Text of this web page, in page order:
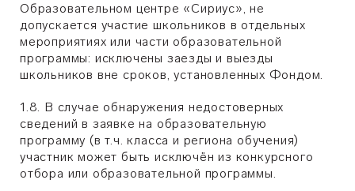
Образовательном центре «Сириус», не
допускается участие школьников в отдельных
мероприятиях или части образовательной
программы: исключены заезды и выезды
школьников вне сроков, установленных Фондом.
1.8. В случае обнаружения недостоверных
сведений в заявке на образовательную
программу (в т.ч. класса и региона обучения)
участник может быть исключён из конкурсного
отбора или образовательной программы.